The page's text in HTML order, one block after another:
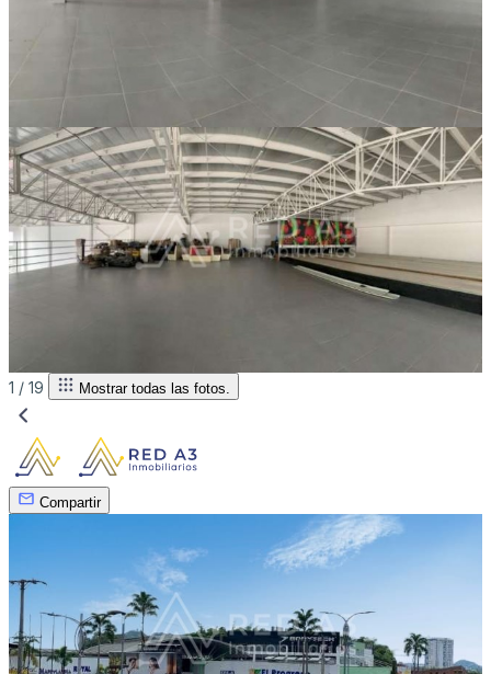
1 / 19 Mostrar todas las fotos.
Compartir